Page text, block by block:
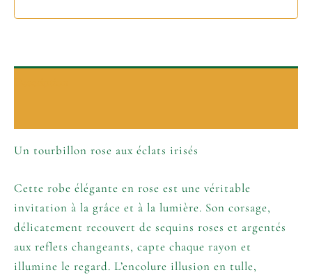
Un tourbillon rose aux éclats irisés
Cette robe élégante en rose est une véritable
invitation à la grâce et à la lumière. Son corsage,
délicatement recouvert de sequins roses et argentés
aux reflets changeants, capte chaque rayon et
illumine le regard. L’encolure illusion en tulle,